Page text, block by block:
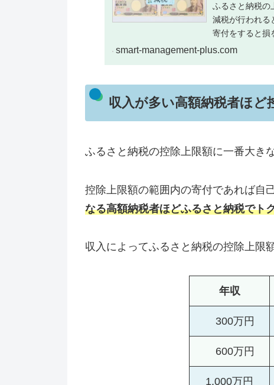
ふるさと納税の
減税が行われる
寄付をすると損
しょう。この記
smart-management-plus.com
収入が多い高額納税者ほど
ふるさと納税の控除上限額に一番大き
控除上限額の範囲内の寄付であれば自
なる高額納税者ほどふるさと納税でト
収入によってふるさと納税の控除上限
年収
300万円
600万円
1,000万円